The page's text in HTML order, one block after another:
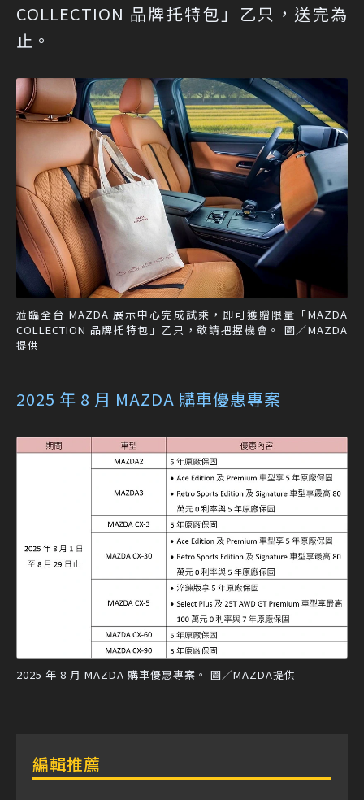
COLLECTION 品牌托特包」乙只，送完為
止。
蒞臨全台 MAZDA 展示中心完成試乘，即可獲贈限量「MAZDA
COLLECTION 品牌托特包」乙只，敬請把握機會。 圖／MAZDA
提供
2025 年 8 月 MAZDA 購車優惠專案
2025 年 8 月 MAZDA 購車優惠專案。 圖／MAZDA提供
編輯推薦